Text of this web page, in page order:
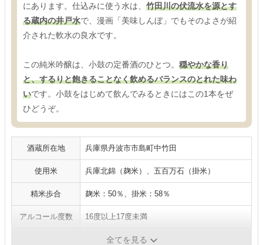
にあります。仕込みに使う水は、 竹田川の伏流水を源とす
る蔵内の井戸水で、漫画「美味しんぼ」でもそのよさが紹
介された軟水の良水です。
この純米吟醸は、小鼓の定番酒のひとつ。 穏やかな香り
と、するりと飽きることなく飲めるバランスのとれた味わ
いです。小鼓をはじめて飲んでみるときにはこの1本をぜ
ひどうぞ。
酒蔵所在地 兵庫県丹波市市島町中竹田
使用米 兵庫北錦（麹米）、五百万石（掛米）
精米歩合 麹米：50％、掛米：58％
アルコール度数 16度以上17度未満
全てを見る